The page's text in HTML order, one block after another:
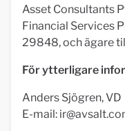
Asset Consultants
Financial Services
29848, och ägare
För ytterligare
Anders Sjögren, VD
E-mail: